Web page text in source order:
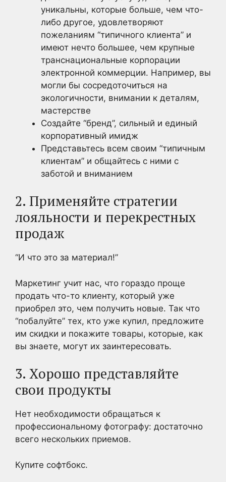
уникальны, которые больше, чем что-
либо другое, удовлетворяют
пожеланиям “типичного клиента” и
имеют нечто большее, чем крупные
транснациональные корпорации
электронной коммерции. Например, вы
могли бы сосредоточиться на
экологичности, внимании к деталям,
мастерстве
Создайте “бренд”, сильный и единый
корпоративный имидж
Представьтесь всем своим “типичным
клиентам” и общайтесь с ними с
заботой и вниманием
2. Применяйте стратегии
лояльности и перекрестных
продаж
“И что это за материал!”
Маркетинг учит нас, что гораздо проще
продать что-то клиенту, который уже
приобрел это, чем получить новые. Так что
“побалуйте” тех, кто уже купил, предложите
им скидки и покажите товары, которые, как
вы знаете, могут их заинтересовать.
3. Хорошо представляйте
свои продукты
Нет необходимости обращаться к
профессиональному фотографу: достаточно
всего нескольких приемов.
Купите софтбокс.